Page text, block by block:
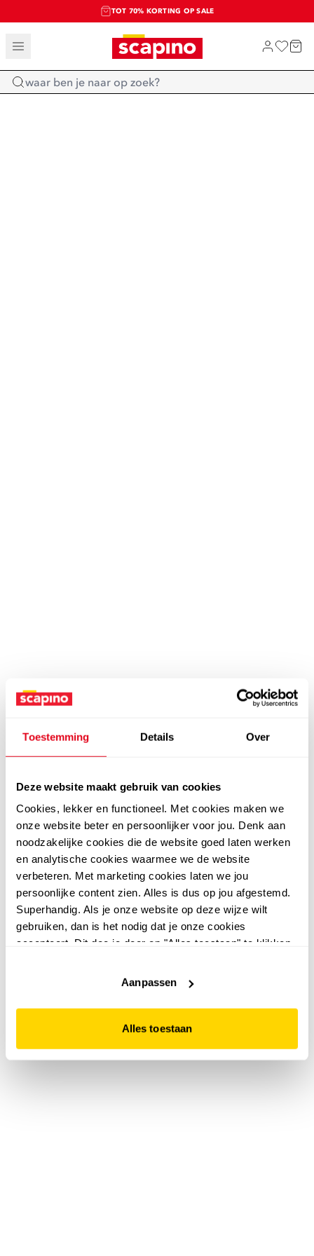
Toestemming Details Over
Deze website maakt gebruik van cookies
Cookies, lekker en functioneel. Met cookies maken we
onze website beter en persoonlijker voor jou. Denk aan
noodzakelijke cookies die de website goed laten werken
en analytische cookies waarmee we de website
verbeteren. Met marketing cookies laten we jou
persoonlijke content zien. Alles is dus op jou afgestemd.
Superhandig. Als je onze website op deze wijze wilt
gebruiken, dan is het nodig dat je onze cookies
accepteert. Dit doe je door op "Alles toestaan" te klikken.
website niet optimaal functioneert.
Aanpassen
Alles toestaan
TOT 70% KORTING OP SALE
SALE: LAATSTE KANS!
SHOP NIEUW
Home